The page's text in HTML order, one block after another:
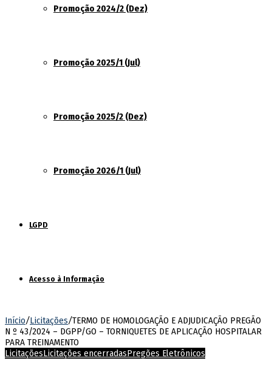
Promoção 2024/2 (Dez)
Promoção 2025/1 (Jul)
Promoção 2025/2 (Dez)
Promoção 2026/1 (Jul)
LGPD
Acesso à Informação
Início/Licitações/TERMO DE HOMOLOGAÇÃO E ADJUDICAÇÃO PREGÃO
N º 43/2024 – DGPP/GO – TORNIQUETES DE APLICAÇÃO HOSPITALAR
PARA TREINAMENTO
LicitaçõesLicitações encerradasPregões Eletrônicos